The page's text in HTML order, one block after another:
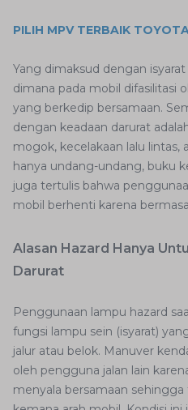
PILIH MPV TERBAIK
Yang dimaksud dengan
dimana pada mobil difasilitasi
yang berkedip bersamaan.
dengan keadaan darurat
mogok, kecelakaan lalu
hanya undang-undang, buku
juga tertulis bahwa
mobil berhenti karena
Alasan Hazard Hanya
Darurat
Penggunaan lampu hazard
fungsi lampu sein (isyarat)
jalur atau belok. Manuver
oleh pengguna jalan lain
menyala bersamaan